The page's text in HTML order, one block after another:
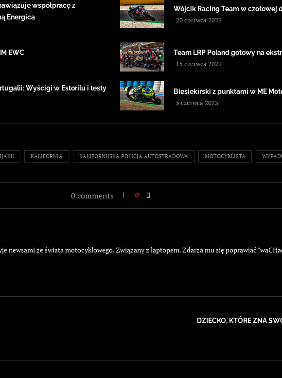
współpracę z
Energica
Wójcik Racing Team w czołowej
20 czerwca 2023
EWC Team LRP Poland gotowy na
15 czerwca 2023
Wyścigi w Estorilu i testy
Biesiekirski z punktami w ME
5 czerwca 2023
KALIFORNIA KALIFORNIJSKA POLICJA AUTOSTRADOWA MOTOCYKLISTA
0 comments 0
newsami ze świata motocyklowego. Związany z laptopem. Zdarza mu się poprawiać
DZIECKO, KTÓRE ZNA